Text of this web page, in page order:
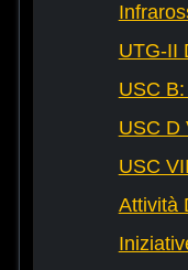
UTG-II
USC
USC D
USC
Attività